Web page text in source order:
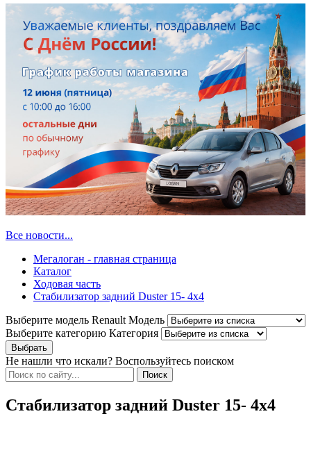
Все новости...
Мегалоган - главная страница
Каталог
Ходовая часть
Стабилизатор задний Duster 15- 4x4
Выберите модель Renault Модель
Выберите категорию Категория
Не нашли что искали? Воспользуйтесь поиском
Стабилизатор задний Duster 15- 4x4